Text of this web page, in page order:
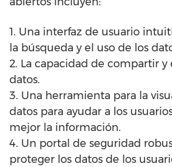
1. Una interfaz de usuario
la búsqueda y el uso de los
2. La capacidad de compartir y
datos.
3. Una herramienta para la
datos para ayudar a los
mejor la información.
4. Un portal de seguridad
proteger los datos de los